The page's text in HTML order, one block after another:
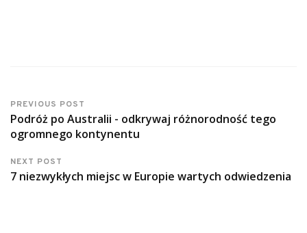
PREVIOUS POST
Podróż po Australii - odkrywaj różnorodność tego
ogromnego kontynentu
NEXT POST
7 niezwykłych miejsc w Europie wartych odwiedzenia